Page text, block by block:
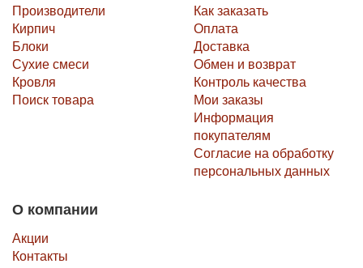
Производители
Кирпич
Блоки
Сухие смеси
Кровля
Поиск товара
Как заказать
Оплата
Доставка
Обмен и возврат
Контроль качества
Мои заказы
Информация
покупателям
Согласие на обработку
персональных данных
О компании
Акции
Контакты